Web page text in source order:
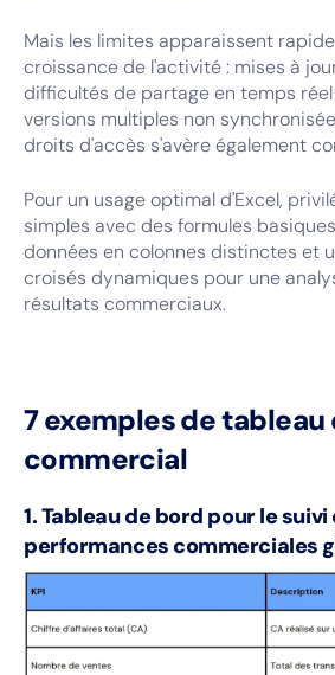
Mais les limites apparaissent
croissance de l'activité : mises à
difficultés de partage en temps
versions multiples non
droits d'accès s'avère également
Pour un usage optimal d'Excel,
simples avec des formules
données en colonnes distinctes et
croisés dynamiques pour une
résultats commerciaux.
7 exemples de tableau
commercial
1. Tableau de bord pour le suivi
performances commerciales